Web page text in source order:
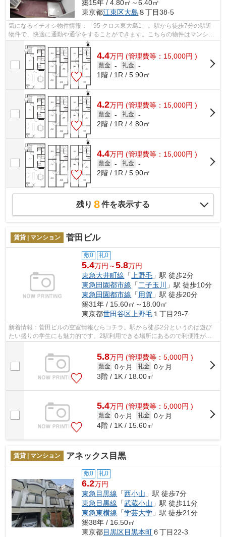
築15年 / 4.80㎡～6.40㎡
東京都江東区大島 ８丁目38-5
気になるイチオシ物件情報：「95 クロス東大島1」。駅から徒歩7分の駅近
物件で、快適に通勤や通学をすることができます。こちらの物件はマンショ
ンです。ニーズが高い東大島にお引っ越...
4.4万円 (管理費等：15,000円 )
敷金 - 礼金 -
1階 / 1R / 5.90㎡
4.2万円 (管理費等：15,000円 )
敷金 - 礼金 -
2階 / 1R / 4.80㎡
4.4万円 (管理費等：15,000円 )
敷金 - 礼金 -
2階 / 1R / 5.90㎡
残り 8件を表示する
賃貸 | マンション 菅田ビル
敷0 礼0
5.4万円～5.8万円
東急大井町線 「上野毛 」駅 徒歩2分
東急田園都市線 「二子玉川
」駅 徒歩10分
東急田園都市線 「用賀 」駅 徒歩20分
築31年 / 15.60㎡～18.00㎡
東京都世田谷区上野毛１丁目29-7
新着情報：菅田ビルの空室情報ならコチラ。駅から徒歩2分というのは遊び
たい盛りの学生にも魅力的です。2駅利用できる場所にあるので利便性が高
5.8万円 (管理費等：5,000円 )
敷金 0ヶ月 礼金 0ヶ月
3階 / 1K / 18.00㎡
5.4万円 (管理費等：5,000円 )
敷金 0ヶ月 礼金 0ヶ月
4階 / 1K / 15.60㎡
賃貸 | マンション アネックス目黒
敷0 礼0
6.2万円
東急目黒線 「西小山 」駅 徒歩7分
東急目黒線 「武蔵小山 」駅 徒歩11分
東急東横線 「学芸大学 」駅 徒歩21分
築38年 / 16.50㎡
東京都目黒区目黒本町６丁目22-3